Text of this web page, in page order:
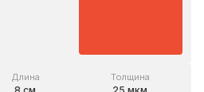
Длина Толщина